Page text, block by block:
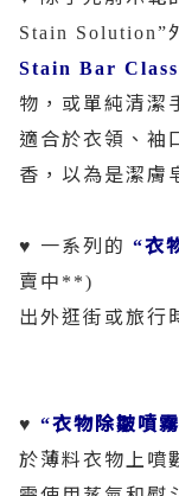
Stain Solution”
Stain Bar
物，或單純清潔
適合於衣領、袖
香，以為是潔膚
♥ 一系列的 “衣
賣中 **)
出外逛街或旅行
♥ “衣物除皺噴霧
於薄料衣物上噴